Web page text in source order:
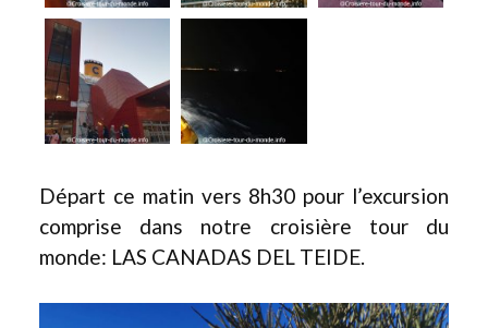
Départ ce matin vers 8h30 pour l’excursion
comprise dans notre croisière tour du
monde: LAS CANADAS DEL TEIDE.